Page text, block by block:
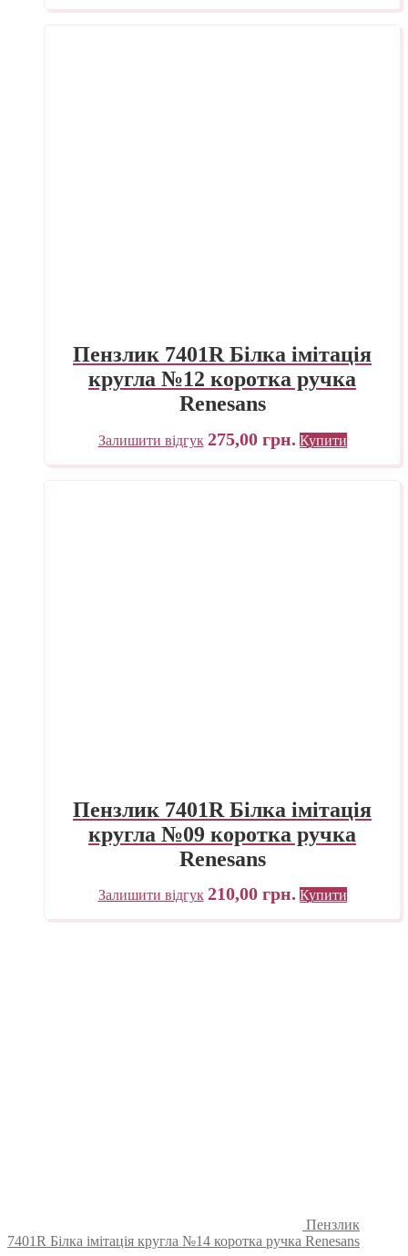
Пензлик 7401R Білка імітація
кругла №12 коротка ручка
Renesans
Залишити відгук 275,00 грн. Купити
Пензлик 7401R Білка імітація
кругла №09 коротка ручка
Renesans
Залишити відгук 210,00 грн. Купити
Пензлик
7401R Білка імітація кругла №14 коротка ручка Renesans